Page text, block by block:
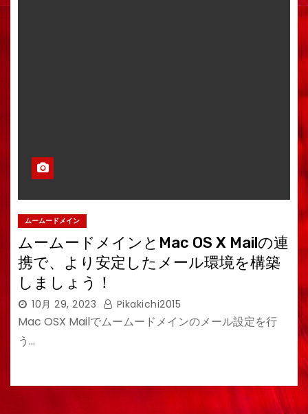
ムームードメイン
ムームードメインとMac OS X Mailの連
携で、より安定したメール環境を構築
しましょう！
10月 29, 2023 Pikakichi2015
Mac OSX Mailでムームードメインのメール設定を行
う…